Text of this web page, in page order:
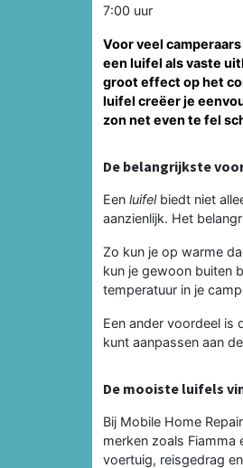
7:00 uur
Voor veel
een luifel als vaste
groot effect op het
luifel creëer je
zon net even te fel
De belangrijkste
Een luifelbiedt niet
aanzienlijk. Het
Zo kun je op warme
kun je gewoon buiten
temperatuur in je
Een ander voordeel is
kunt aanpassen aan
De mooiste luifels
Bij Mobile Home
merken zoals
voertuig, reisgedrag